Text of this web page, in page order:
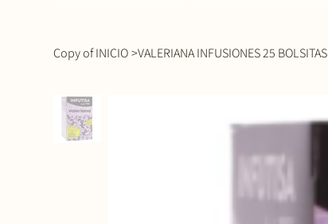
Copy of INICIO>VALERIANA INFUSIONES 25 BOLSITAS